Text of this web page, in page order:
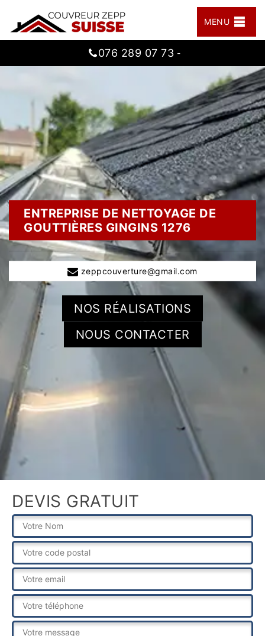
MENU
076 289 07 73 -
ENTREPRISE DE NETTOYAGE DE
GOUTTIÈRES GINGINS 1276
zeppcouverture@gmail.com
NOS RÉALISATIONS
NOUS CONTACTER
DEVIS GRATUIT